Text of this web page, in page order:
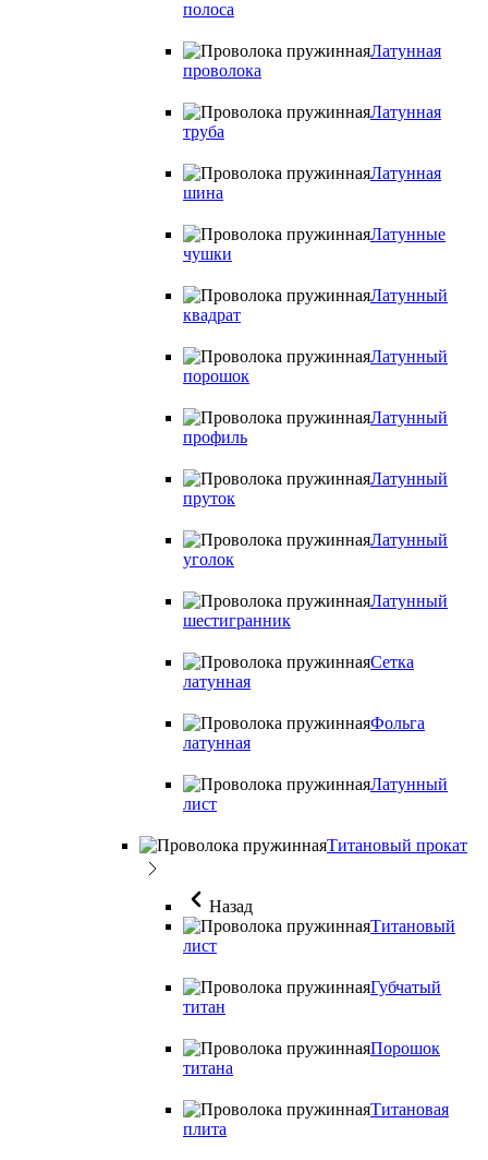
полоса
Латунная
проволока
Латунная
труба
Латунная
шина
Латунные
чушки
Латунный
квадрат
Латунный
порошок
Латунный
профиль
Латунный
пруток
Латунный
уголок
Латунный
шестигранник
Сетка
латунная
Фольга
латунная
Латунный
лист
Титановый прокат
Назад
Титановый
лист
Губчатый
титан
Порошок
титана
Титановая
плита